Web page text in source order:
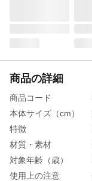
商品の詳細
商品コード
本体サイズ（cm）
特徴
材質・素材
対象年齢（歳）
使用上の注意